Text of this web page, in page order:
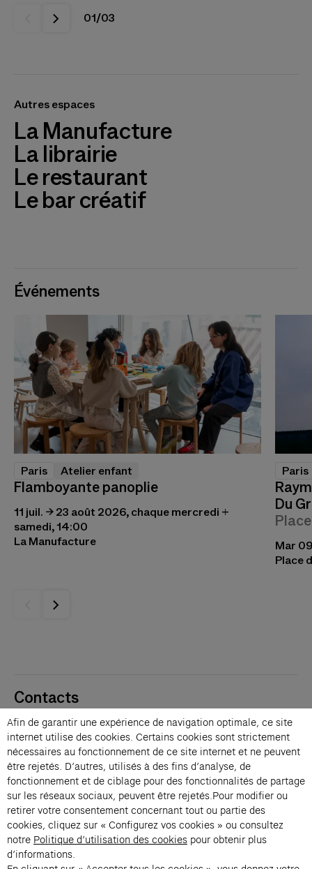
01/03
Autres espaces
La Manufacture
La librairie
Le restaurant
Le bar créatif
Événements
Paris Atelier enfant
Flamboyante panoplie
11 juil. → 23 août 2026, chaque mercredi +
samedi, 14:00
La Manufacture
Paris
Du
Mar
Place
Contacts
Membres
Presse
Privatisations
Changer de langue 
Inscription à la newsletter
→
En vous inscrivant à notre newsletter, vous acceptez notre politique de
confidentialité.
Afin de garantir une expérience de navigation optimale, ce site
internet utilise des cookies. Certains cookies sont strictement
nécessaires au fonctionnement de ce site internet et ne peuvent
être rejetés. D’autres, utilisés à des fins d’analyse, de
fonctionnement et de ciblage pour des fonctionnalités de partage
sur les réseaux sociaux, peuvent être rejetés.Pour modifier ou
retirer votre consentement concernant tout ou partie des
cookies, cliquez sur « Configurez vos cookies » ou consultez
notre Politique d’utilisation des cookies pour obtenir plus
d’informations.